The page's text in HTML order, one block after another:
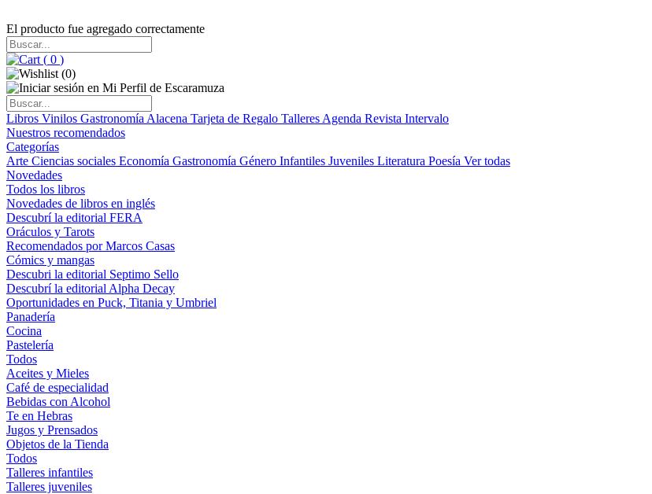
El producto fue agregado correctamente
( 0 )
(0)
Libros Vinilos Gastronomía Alacena Tarjeta de Regalo Talleres Agenda Revista Intervalo
Nuestros recomendados
Categorías
Arte Ciencias sociales Economía Gastronomía Género Infantiles Juveniles Literatura Poesía Ver todas
Novedades
Todos los libros
Novedades de libros en inglés
Descubrí la editorial FERA
Oráculos y Tarots
Recomendados por Marcos Casas
Cómics y mangas
Descubri la editorial Septimo Sello
Descubrí la editorial Alpha Decay
Oportunidades en Puck, Titania y Umbriel
Panadería
Cocina
Pastelería
Todos
Aceites y Mieles
Café de especialidad
Bebidas con Alcohol
Te en Hebras
Jugos y Prensados
Objetos de la Tienda
Todos
Talleres infantiles
Talleres juveniles